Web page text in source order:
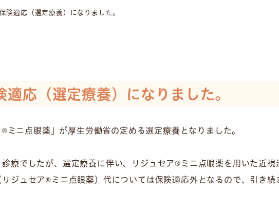
険適応（選定療養）になりました。
応（選定療養）になりました。
ニ点眼薬」が厚生労働省の定める選定療養となりました。
療でしたが、選定療養に伴い、リジュセア®ミニ点眼薬を用いた近視
ジュセア®ミニ点眼薬）代については保険適応外となるので、引き続